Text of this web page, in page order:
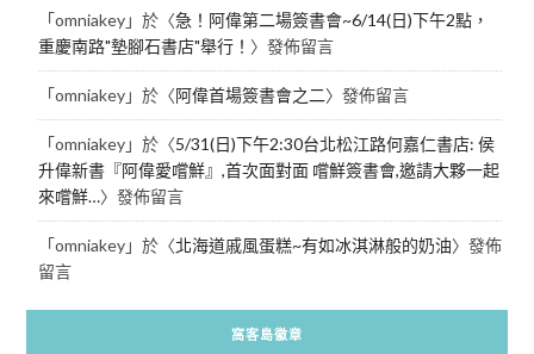
「omniakey」於〈急！阿偉第二場簽書會~6/14(日)下午2點，
重慶南路"墊腳石書店"舉行！ 〉發佈留言
「omniakey」於〈阿偉首場簽書會之二〉發佈留言
「omniakey」於〈5/31(日)下午2:30台北松江路何嘉仁書店: 侯
升偉新書『阿偉愛嚐鮮』,首次面對面 嚐鮮簽書會,邀請大夥一起
來嚐鮮…〉發佈留言
「omniakey」於〈北海道戚風蛋糕~有如冰淇淋般的奶油〉發佈
留言
窩客島徽章